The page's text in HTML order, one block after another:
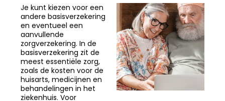
Je kunt kiezen voor een
andere basisverzekering
en eventueel een
aanvullende
zorgverzekering. In de
basisverzekering zit de
meest essentiële zorg,
zoals de kosten voor de
huisarts, medicijnen en
behandelingen in het
ziekenhuis. Voor